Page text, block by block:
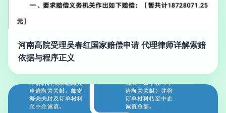
河南高院受理吴春红国家赔偿申请 代理律师详解索赔
依据与程序正义